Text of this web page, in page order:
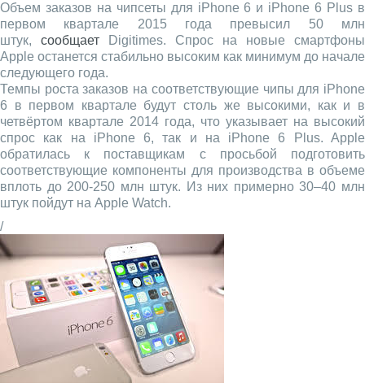
Объем заказов на чипсеты для iPhone 6 и iPhone 6 Plus в
первом квартале 2015 года превысил 50 млн
штук, сообщает Digitimes. Спрос на новые смартфоны
Apple останется стабильно высоким как минимум до начале
следующего года.
Темпы роста заказов на соответствующие чипы для iPhone
6 в первом квартале будут столь же высокими, как и в
четвёртом квартале 2014 года, что указывает на высокий
спрос как на iPhone 6, так и на iPhone 6 Plus. Apple
обратилась к поставщикам с просьбой подготовить
соответствующие компоненты для производства в объеме
вплоть до 200-250 млн штук. Из них примерно 30–40 млн
штук пойдут на Apple Watch.
/